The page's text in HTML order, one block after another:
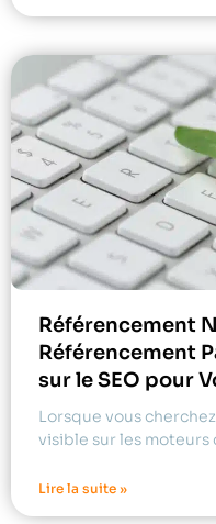
Référencement
Référencement
sur le SEO pour
Lorsque vous
visible sur les moteurs
Lire la suite »